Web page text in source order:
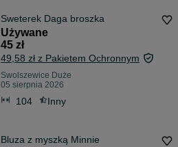
Sweterek Daga broszka
Używane
45 zł
49,58 zł z Pakietem Ochronnym
Swolszewice Duże
05 sierpnia 2026
104 Inny
Bluza z myszką Minnie